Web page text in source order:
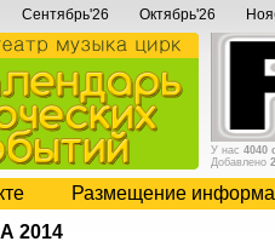
Сентябрь'26 Октябрь'26
У нас 4040
Добавлено
Размещение
2014